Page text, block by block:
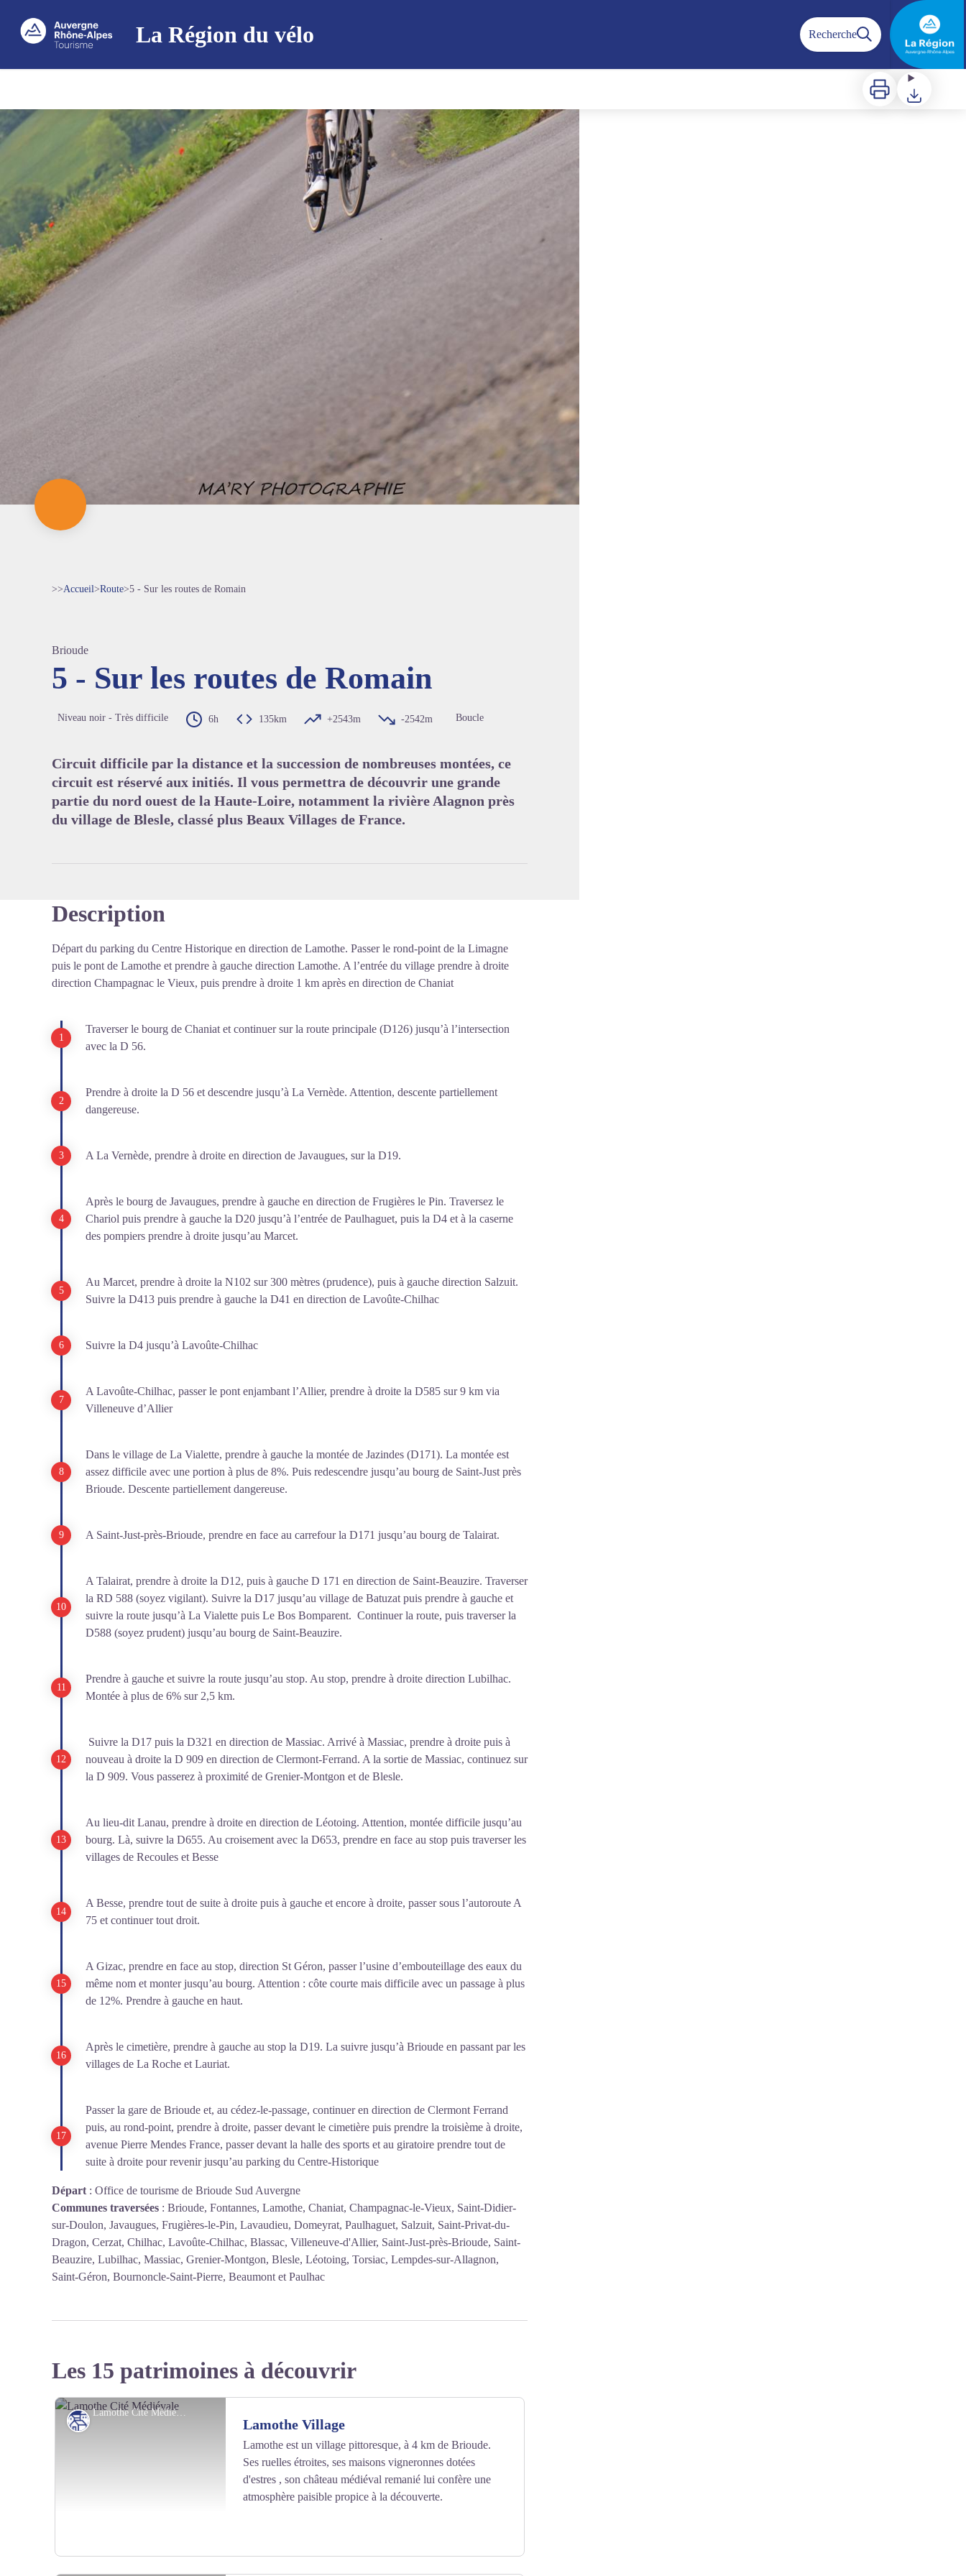
La Région du vélo Recherche
Imprimer Télécharger
>>Accueil>Route>5 - Sur les routes de Romain
Brioude
5 - Sur les routes de Romain
Niveau noir - Très difficile 6h 135km +2543m -2542m Boucle
Circuit difficile par la distance et la succession de nombreuses montées, ce
circuit est réservé aux initiés. Il vous permettra de découvrir une grande
partie du nord ouest de la Haute-Loire, notamment la rivière Alagnon près
du village de Blesle, classé plus Beaux Villages de France.
Description
Départ du parking du Centre Historique en direction de Lamothe. Passer le rond-point de la Limagne
puis le pont de Lamothe et prendre à gauche direction Lamothe. A l’entrée du village prendre à droite
direction Champagnac le Vieux, puis prendre à droite 1 km après en direction de Chaniat
Traverser le bourg de Chaniat et continuer sur la route principale (D126) jusqu’à l’intersection
avec la D 56.
Prendre à droite la D 56 et descendre jusqu’à La Vernède. Attention, descente partiellement
dangereuse.
A La Vernède, prendre à droite en direction de Javaugues, sur la D19.
Après le bourg de Javaugues, prendre à gauche en direction de Frugières le Pin. Traversez le
Chariol puis prendre à gauche la D20 jusqu’à l’entrée de Paulhaguet, puis la D4 et à la caserne
des pompiers prendre à droite jusqu’au Marcet.
Au Marcet, prendre à droite la N102 sur 300 mètres (prudence), puis à gauche direction Salzuit.
Suivre la D413 puis prendre à gauche la D41 en direction de Lavoûte-Chilhac
Suivre la D4 jusqu’à Lavoûte-Chilhac
A Lavoûte-Chilhac, passer le pont enjambant l’Allier, prendre à droite la D585 sur 9 km via
Villeneuve d’Allier
Dans le village de La Vialette, prendre à gauche la montée de Jazindes (D171). La montée est
assez difficile avec une portion à plus de 8%. Puis redescendre jusqu’au bourg de Saint-Just près
Brioude. Descente partiellement dangereuse.
A Saint-Just-près-Brioude, prendre en face au carrefour la D171 jusqu’au bourg de Talairat.
A Talairat, prendre à droite la D12, puis à gauche D 171 en direction de Saint-Beauzire. Traverser
la RD 588 (soyez vigilant). Suivre la D17 jusqu’au village de Batuzat puis prendre à gauche et
suivre la route jusqu’à La Vialette puis Le Bos Bomparent. Continuer la route, puis traverser la
D588 (soyez prudent) jusqu’au bourg de Saint-Beauzire.
Prendre à gauche et suivre la route jusqu’au stop. Au stop, prendre à droite direction Lubilhac.
Montée à plus de 6% sur 2,5 km.
Suivre la D17 puis la D321 en direction de Massiac. Arrivé à Massiac, prendre à droite puis à
nouveau à droite la D 909 en direction de Clermont-Ferrand. A la sortie de Massiac, continuez sur
la D 909. Vous passerez à proximité de Grenier-Montgon et de Blesle.
Au lieu-dit Lanau, prendre à droite en direction de Léotoing. Attention, montée difficile jusqu’au
bourg. Là, suivre la D655. Au croisement avec la D653, prendre en face au stop puis traverser les
villages de Recoules et Besse
A Besse, prendre tout de suite à droite puis à gauche et encore à droite, passer sous l’autoroute A
75 et continuer tout droit.
A Gizac, prendre en face au stop, direction St Géron, passer l’usine d’embouteillage des eaux du
même nom et monter jusqu’au bourg. Attention : côte courte mais difficile avec un passage à plus
de 12%. Prendre à gauche en haut.
Après le cimetière, prendre à gauche au stop la D19. La suivre jusqu’à Brioude en passant par les
villages de La Roche et Lauriat.
Passer la gare de Brioude et, au cédez-le-passage, continuer en direction de Clermont Ferrand
puis, au rond-point, prendre à droite, passer devant le cimetière puis prendre la troisième à droite,
avenue Pierre Mendes France, passer devant la halle des sports et au giratoire prendre tout de
suite à droite pour revenir jusqu’au parking du Centre-Historique
Départ : Office de tourisme de Brioude Sud Auvergne
Communes traversées : Brioude, Fontannes, Lamothe, Chaniat, Champagnac-le-Vieux, Saint-Didier-
sur-Doulon, Javaugues, Frugières-le-Pin, Lavaudieu, Domeyrat, Paulhaguet, Salzuit, Saint-Privat-du-
Dragon, Cerzat, Chilhac, Lavoûte-Chilhac, Blassac, Villeneuve-d'Allier, Saint-Just-près-Brioude, Saint-
Beauzire, Lubilhac, Massiac, Grenier-Montgon, Blesle, Léotoing, Torsiac, Lempdes-sur-Allagnon,
Saint-Géron, Bournoncle-Saint-Pierre, Beaumont et Paulhac
Les 15 patrimoines à découvrir
Lamothe Cité Médiévale - ©L.BARRUEL
Patrimoine culturel Lamothe Village
Lamothe est un village pittoresque, à 4 km de Brioude.
Ses ruelles étroites, ses maisons vigneronnes dotées
d'estres , son château médiéval remanié lui confère une
atmosphère paisible propice à la découverte.